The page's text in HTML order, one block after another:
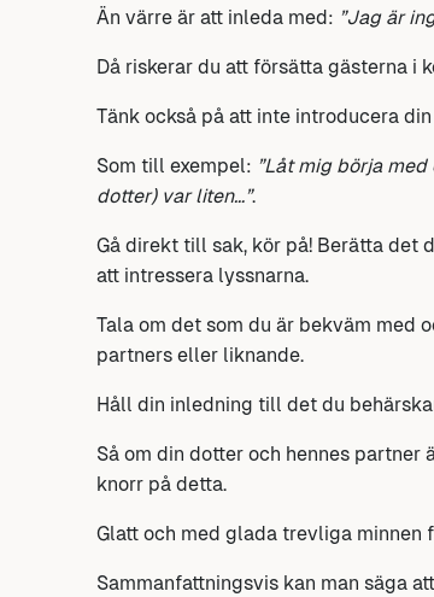
Än värre är att inleda med: ”Jag är
Då riskerar du att försätta gästerna i
Tänk också på att inte introducera
Som till exempel: ”Låt mig börja
dotter) var liten…”.
Gå direkt till sak, kör på! Berätta det
att intressera lyssnarna.
Tala om det som du är bekväm med
partners eller liknande.
Håll din inledning till det du
Så om din dotter och hennes partner
knorr på detta.
Glatt och med glada trevliga minnen
Sammanfattningsvis kan man säga